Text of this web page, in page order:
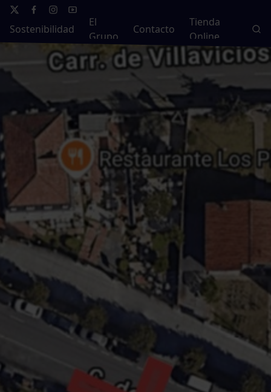
Sostenibilidad
El
Grupo
Contacto
Tienda
Online